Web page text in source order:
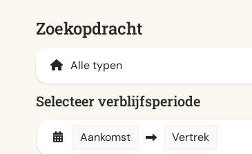
Zoekopdracht
Selecteer verblijfsperiode
Aankomst Vertrek